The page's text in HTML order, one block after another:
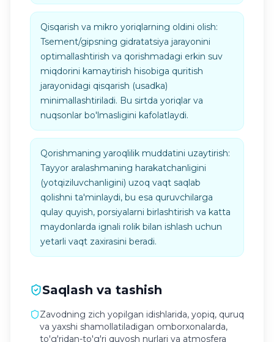
Qisqarish va mikro yoriqlarning oldini olish:
Tsement/gipsning gidratatsiya jarayonini
optimallashtirish va qorishmadagi erkin suv
miqdorini kamaytirish hisobiga quritish
jarayonidagi qisqarish (usadka)
minimallashtiriladi. Bu sirtda yoriqlar va
nuqsonlar bo'lmasligini kafolatlaydi.
Qorishmaning yaroqlilik muddatini uzaytirish:
Tayyor aralashmaning harakatchanligini
(yotqiziluvchanligini) uzoq vaqt saqlab
qolishni ta'minlaydi, bu esa quruvchilarga
qulay quyish, porsiyalarni birlashtirish va katta
maydonlarda ignali rolik bilan ishlash uchun
yetarli vaqt zaxirasini beradi.
Saqlash va tashish
Zavodning zich yopilgan idishlarida, yopiq, quruq
va yaxshi shamollatiladigan omborxonalarda,
to'g'ridan-to'g'ri quyosh nurlari va atmosfera